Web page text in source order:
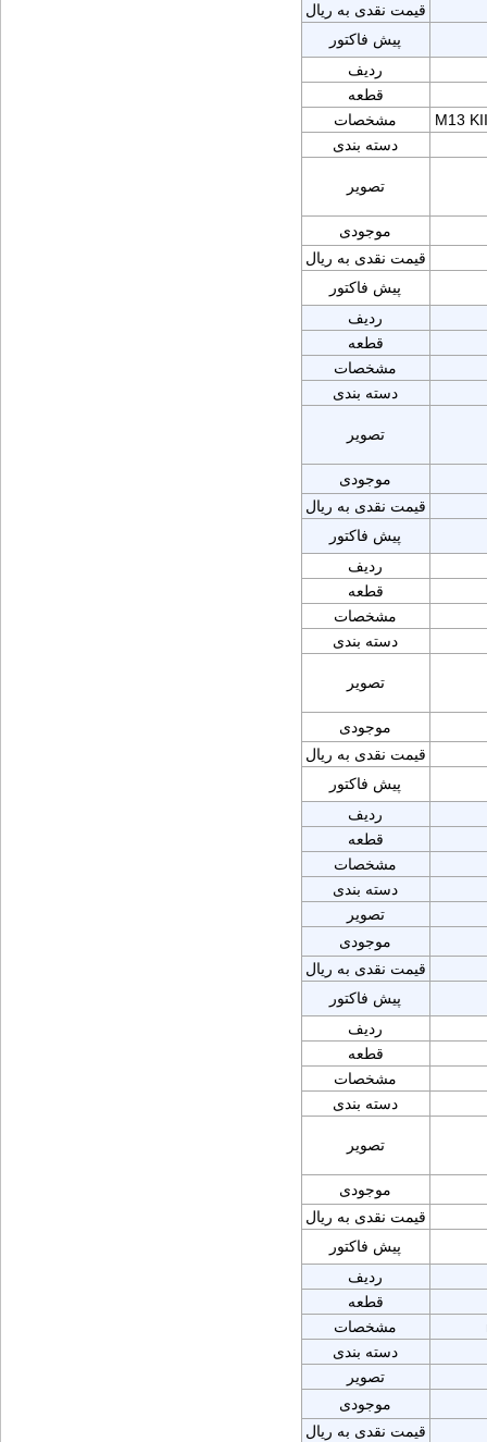
قیمت نقدی به ریال
پیش فاکتور
ردیف
قطعه
مشخصات
M13
دسته بندی
تصویر
موجودی
قیمت نقدی به ریال
پیش فاکتور
ردیف
قطعه
مشخصات
دسته بندی
تصویر
موجودی
قیمت نقدی به ریال
پیش فاکتور
ردیف
قطعه
مشخصات
دسته بندی
تصویر
موجودی
قیمت نقدی به ریال
پیش فاکتور
ردیف
قطعه
مشخصات
دسته بندی
تصویر
موجودی
قیمت نقدی به ریال
پیش فاکتور
ردیف
قطعه
مشخصات
دسته بندی
تصویر
موجودی
قیمت نقدی به ریال
پیش فاکتور
ردیف
قطعه
مشخصات
دسته بندی
تصویر
موجودی
قیمت نقدی به ریال